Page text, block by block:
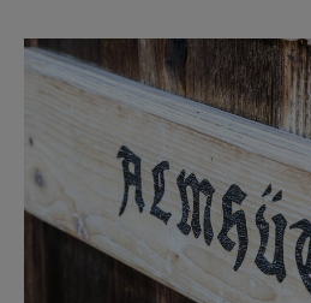
Englisch
Kostenlose Parkplätze
Radunterstellmöglichkeit
Am Betrieb